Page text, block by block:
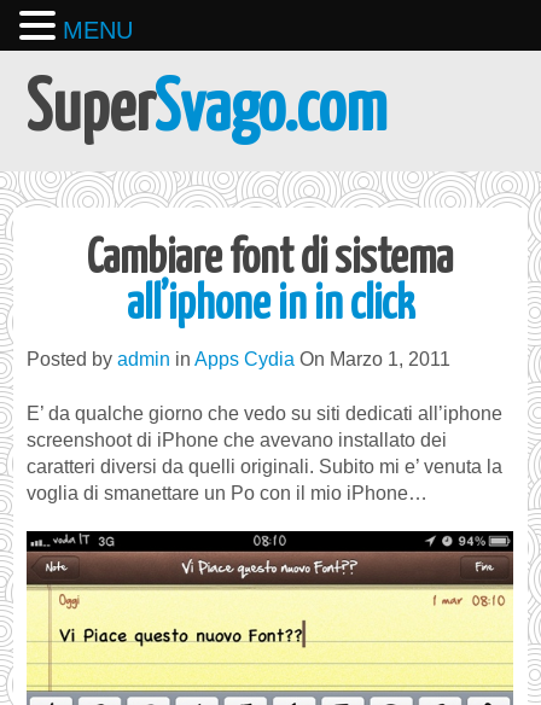
SuperSvago.com
Cambiare font di sistema
all’iphone in in click
Posted byadmin inApps Cydia On Marzo 1, 2011
E’ da qualche giorno che vedo su siti dedicati all’iphone
screenshoot di iPhone che avevano installato dei
caratteri diversi da quelli originali. Subito mi e’ venuta la
voglia di smanettare un Po con il mio iPhone…
MENU